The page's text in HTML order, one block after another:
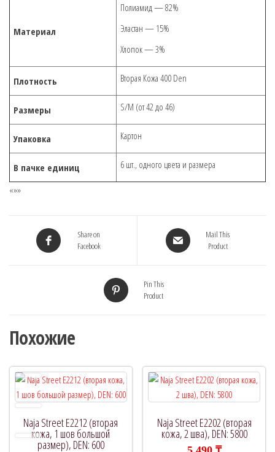
Материал
Полиамид — 82%
Эластан — 15%
Хлопок — 3%
Плотность Вторая Кожа 400 Den
Размеры S/M (от 42 до 46)
Упаковка Картон
В пачке единиц 6 шт., одного цвета и размера
«»»
Share on
Facebook
Mail This
Product
Pin This
Product
Похожие
Naja Street E2212 (вторая
кожа, 1 шов большой
размер), DEN: 600
Naja Street E2202 (вторая
кожа, 2 шва), DEN: 5800